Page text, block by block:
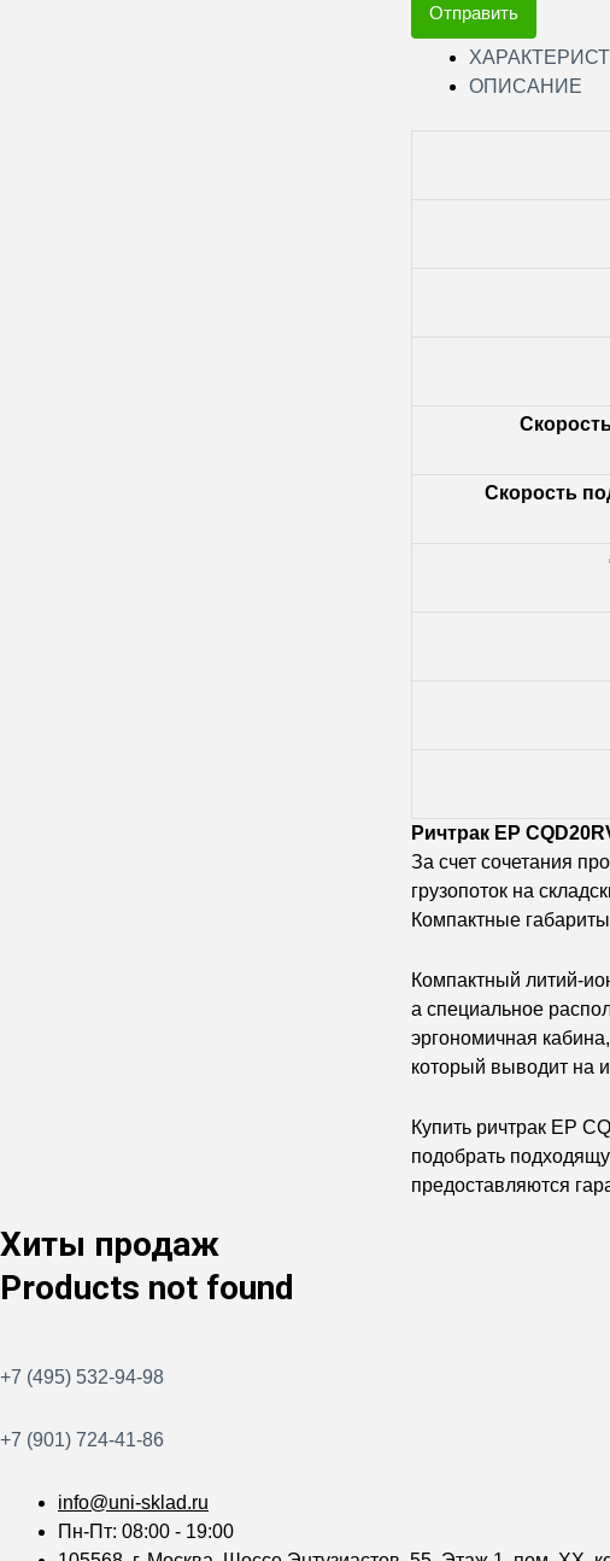
Отправить
ОПИСАНИЕ
Скорость
Ричтрак EP
За счет сочетания
грузопоток на
Компактные
Компактный литий-
а специальное
эргономичная
который выводит на
Купить ричтрак EP
подобрать
предоставляются
Хиты продаж
Products not found
+7 (495) 532-94-98
+7 (901) 724-41-86
info@uni-sklad.ru
Пн-Пт: 08:00 - 19:00